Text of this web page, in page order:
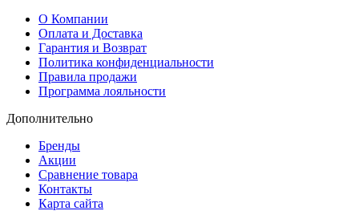
О Компании
Оплата и Доставка
Гарантия и Возврат
Политика конфиденциальности
Правила продажи
Программа лояльности
Дополнительно
Бренды
Акции
Сравнение товара
Контакты
Карта сайта